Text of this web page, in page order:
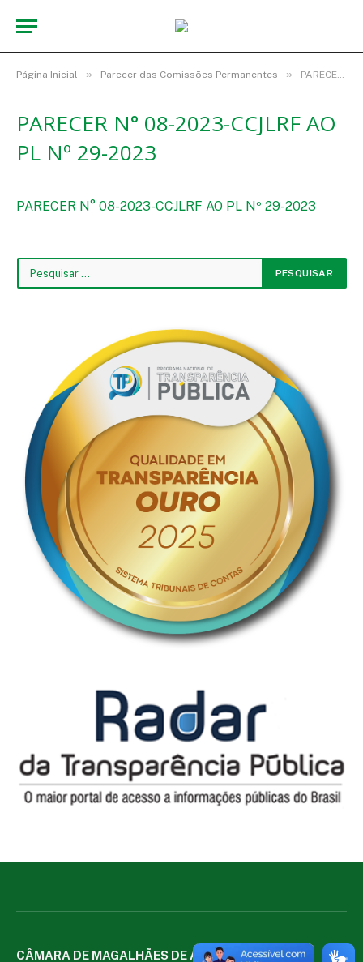
Página Inicial » Parecer das Comissões Permanentes » PARECER N° 08-2023-CCJLRF AO PL Nº 29-2023
PARECER N° 08-2023-CCJLRF AO
PL Nº 29-2023
PARECER N° 08-2023-CCJLRF AO PL Nº 29-2023
CÂMARA DE MAGALHÃES DE ALMEIDA